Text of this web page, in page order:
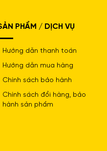
PHẨM / DỊCH VỤ
Hướng dẫn thanh toán
Hướng dẫn mua hàng
Chính sách bảo hành
Chính sách đổi hàng, bảo
hành sản phẩm